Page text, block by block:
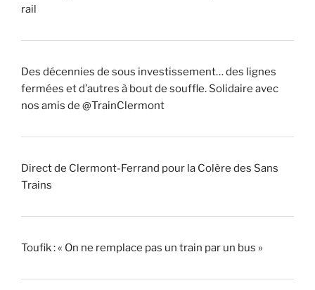
rail
Des décennies de sous investissement… des lignes
fermées et d’autres à bout de souffle. Solidaire avec
nos amis de @TrainClermont
Direct de Clermont-Ferrand pour la Colère des Sans
Trains
Toufik : « On ne remplace pas un train par un bus »